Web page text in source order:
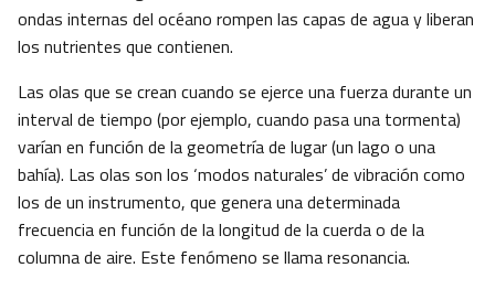
ondas internas del océano rompen las capas de agua y liberan
los nutrientes que contienen.
Las olas que se crean cuando se ejerce una fuerza durante un
interval de tiempo (por ejemplo, cuando pasa una tormenta)
varían en función de la geometría de lugar (un lago o una
bahía). Las olas son los ‘modos naturales’ de vibración como
los de un instrumento, que genera una determinada
frecuencia en función de la longitud de la cuerda o de la
columna de aire. Este fenómeno se llama resonancia.